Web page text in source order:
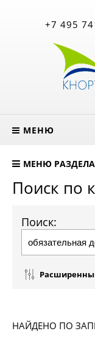
+7 495
МЕНЮ
МЕНЮ РАЗДЕЛА
Поиск по
Поиск:
НАЙДЕНО ПО